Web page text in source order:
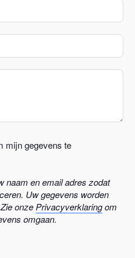
mijn gegevens te
naam en email adres zodat
Uw gegevens worden
onze Privacyverklaringom
omgaan.